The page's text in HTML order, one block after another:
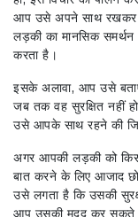
आप उसे अपने साथ रखकर
लड़की का मानसिक
करता है।
इसके अलावा, आप उसे
जब तक वह सुरक्षित नहीं
उसे आपके साथ रहने की
अगर आपकी लड़की को
बात करने के लिए आजाद
उसे लगता है कि उसकी
आप उसकी मदद कर सकते